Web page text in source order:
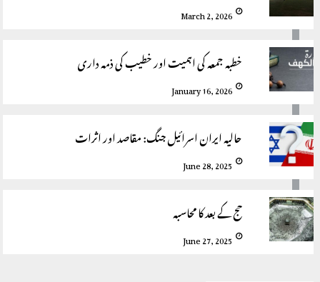
March 2, 2026
خطبہ جمعہ کی اہمیت اور خطیب کی ذمہ داری
January 16, 2026
حالیہ ایران اسرائیل جنگ: مقاصد اور اثرات
June 28, 2025
حج کے بعد کا محاسبہ
June 27, 2025